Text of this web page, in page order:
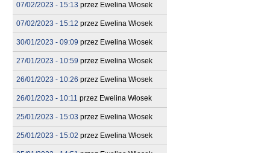
07/02/2023 - 15:13 przez Ewelina Włosek
07/02/2023 - 15:12 przez Ewelina Włosek
30/01/2023 - 09:09 przez Ewelina Włosek
27/01/2023 - 10:59 przez Ewelina Włosek
26/01/2023 - 10:26 przez Ewelina Włosek
26/01/2023 - 10:11 przez Ewelina Włosek
25/01/2023 - 15:03 przez Ewelina Włosek
25/01/2023 - 15:02 przez Ewelina Włosek